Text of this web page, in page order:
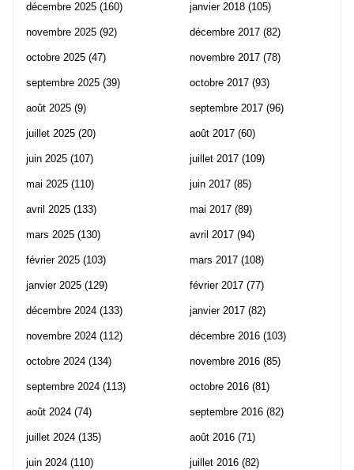
décembre 2025 (160)
novembre 2025 (92)
octobre 2025 (47)
septembre 2025 (39)
août 2025 (9)
juillet 2025 (20)
juin 2025 (107)
mai 2025 (110)
avril 2025 (133)
mars 2025 (130)
février 2025 (103)
janvier 2025 (129)
décembre 2024 (133)
novembre 2024 (112)
octobre 2024 (134)
septembre 2024 (113)
août 2024 (74)
juillet 2024 (135)
juin 2024 (110)
janvier 2018 (105)
décembre 2017 (82)
novembre 2017 (78)
octobre 2017 (93)
septembre 2017 (96)
août 2017 (60)
juillet 2017 (109)
juin 2017 (85)
mai 2017 (89)
avril 2017 (94)
mars 2017 (108)
février 2017 (77)
janvier 2017 (82)
décembre 2016 (103)
novembre 2016 (85)
octobre 2016 (81)
septembre 2016 (82)
août 2016 (71)
juillet 2016 (82)